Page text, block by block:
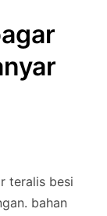
teralis besi
bahan